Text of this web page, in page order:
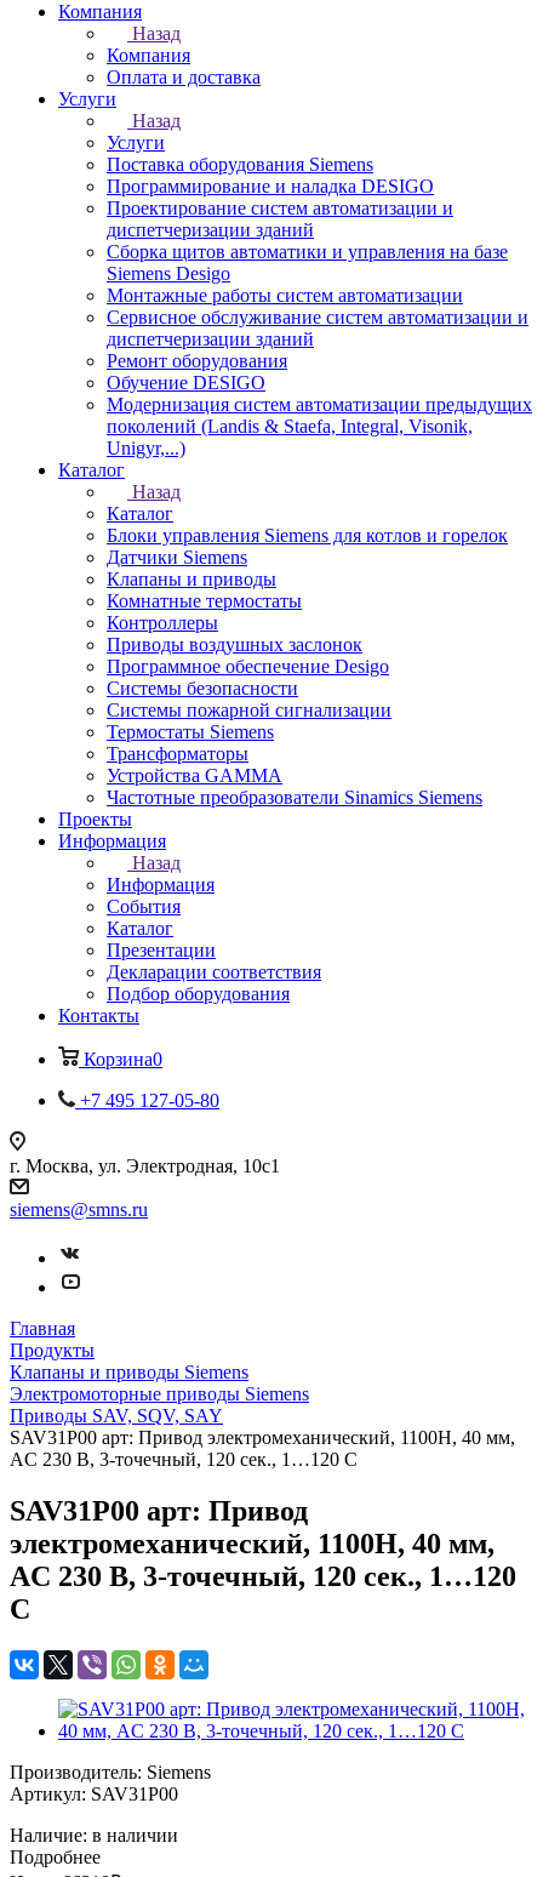
Компания
Назад
Компания
Оплата и доставка
Услуги
Назад
Услуги
Поставка оборудования Siemens
Программирование и наладка DESIGO
Проектирование систем автоматизации и
диспетчеризации зданий
Сборка щитов автоматики и управления на базе
Siemens Desigo
Монтажные работы систем автоматизации
Сервисное обслуживание систем автоматизации и
диспетчеризации зданий
Ремонт оборудования
Обучение DESIGO
Модернизация систем автоматизации предыдущих
поколений (Landis & Staefa, Integral, Visonik,
Unigyr,...)
Каталог
Назад
Каталог
Блоки управления Siemens для котлов и горелок
Датчики Siemens
Клапаны и приводы
Комнатные термостаты
Контроллеры
Приводы воздушных заслонок
Программное обеспечение Desigo
Системы безопасности
Системы пожарной сигнализации
Термостаты Siemens
Трансформаторы
Устройства GAMMA
Частотные преобразователи Sinamics Siemens
Проекты
Информация
Назад
Информация
События
Каталог
Презентации
Декларации соответствия
Подбор оборудования
Контакты
Корзина0
+7 495 127-05-80
г. Москва, ул. Электродная, 10с1
siemens@smns.ru
Главная
Продукты
Клапаны и приводы Siemens
Электромоторные приводы Siemens
Приводы SAV, SQV, SAY
SAV31P00 арт: Привод электромеханический, 1100Н, 40 мм,
AC 230 В, 3-точечный, 120 сек., 1…120 C
SAV31P00 арт: Привод
электромеханический, 1100Н, 40 мм,
AC 230 В, 3-точечный, 120 сек., 1…120
C
Производитель: Siemens
Артикул: SAV31P00
Наличие: в наличии
Подробнее